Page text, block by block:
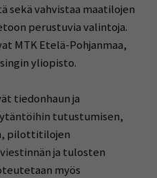
sekä vahvistaa maatilojen
perustuvia valintoja.
MTK Etelä-Pohjanmaa,
yliopisto.
tiedonhaun ja
tutustumisen,
pilottitilojen
ja tulosten
myös